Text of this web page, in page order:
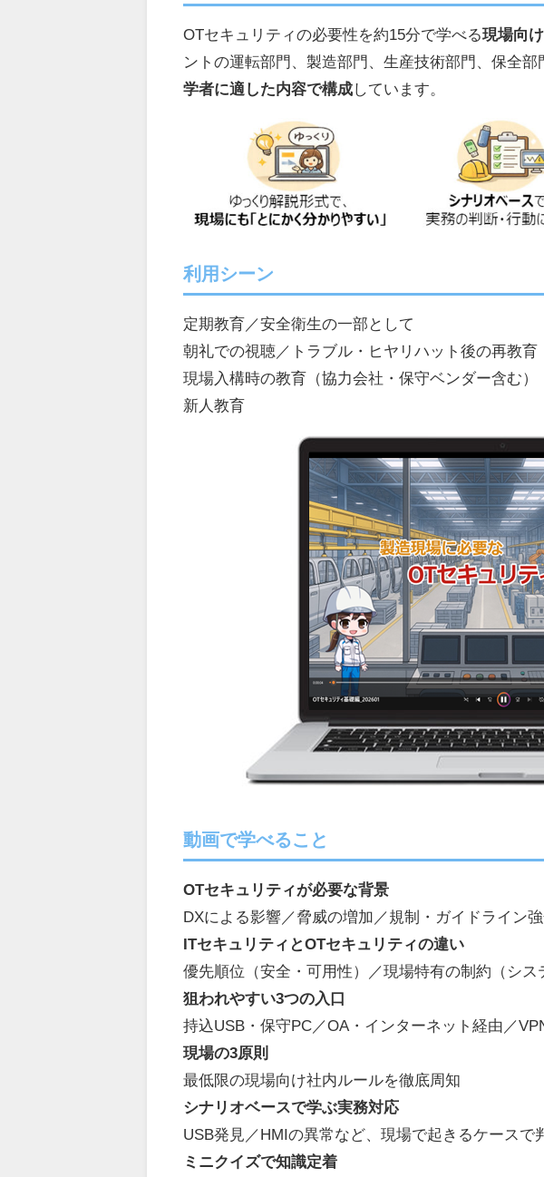
OTセキュリティの必要性を約15分で学べる現場向
ントの運転部門、製造部門、生産技術部門、保全
学者に適した内容で構成しています。
利用シーン
定期教育／安全衛生の一部として
朝礼での視聴／トラブル・ヒヤリハット後の再教育
現場入構時の教育（協力会社・保守ベンダー含む）
新人教育
動画で学べること
OTセキュリティが必要な背景
DXによる影響／脅威の増加／規制・ガイドライン
ITセキュリティとOTセキュリティの違い
優先順位（安全・可用性）／現場特有の制約（シス
狙われやすい3つの入口
持込USB・保守PC／OA・インターネット経由／
現場の3原則
最低限の現場向け社内ルールを徹底周知
シナリオベースで学ぶ実務対応
USB発見／HMIの異常など、現場で起きるケースで
ミニクイズで知識定着